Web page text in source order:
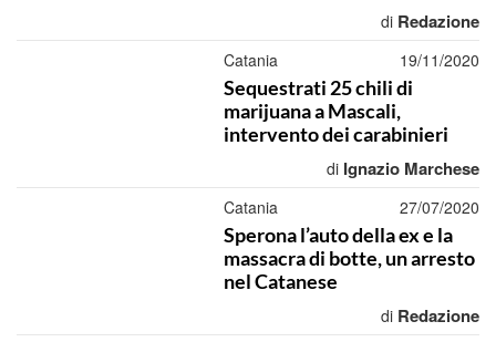
di Redazione
Catania 19/11/2020
Sequestrati 25 chili di
marijuana a Mascali,
intervento dei carabinieri
di Ignazio Marchese
Catania 27/07/2020
Sperona l’auto della ex e la
massacra di botte, un arresto
nel Catanese
di Redazione